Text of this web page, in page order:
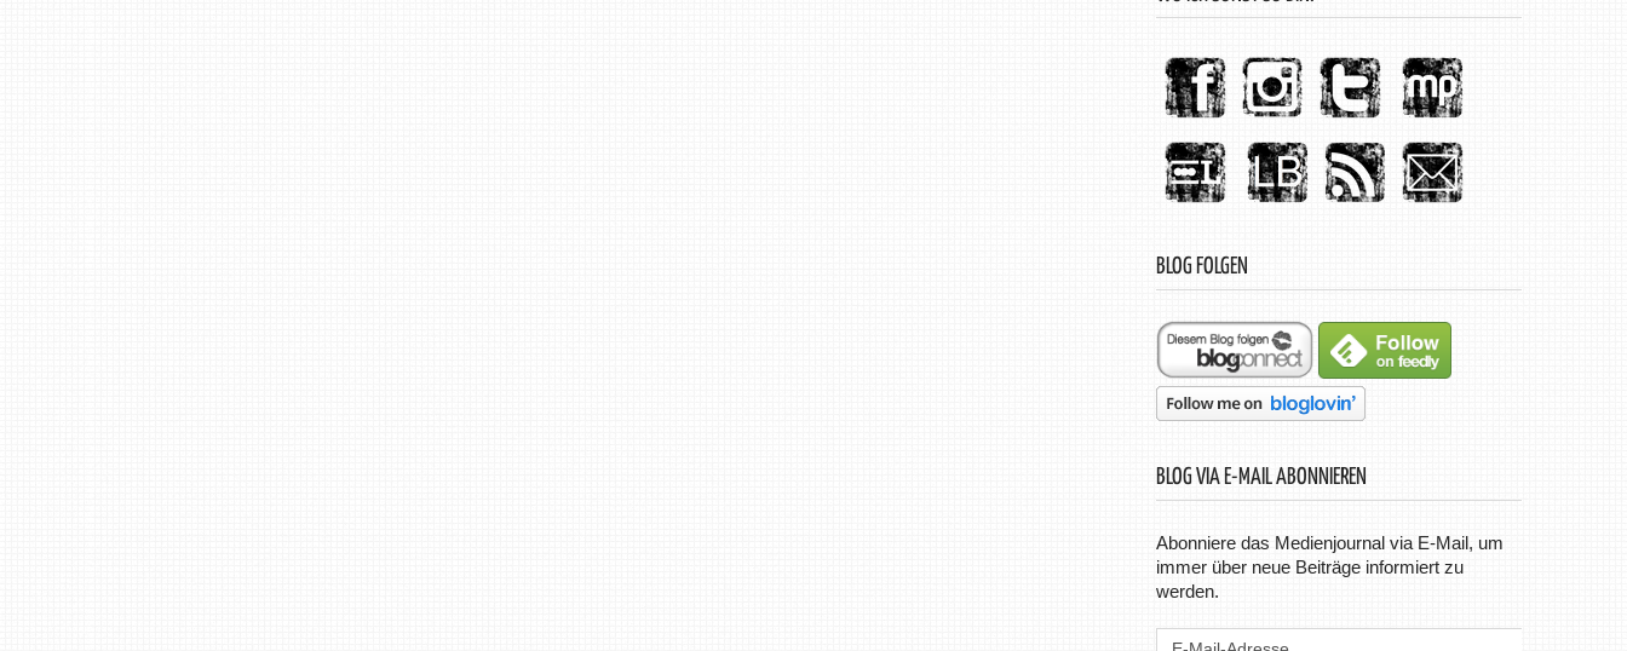
BLOG FOLGEN
BLOG VIA E-MAIL ABONNIEREN
Abonniere das Medienjournal via E-Mail, um
immer über neue Beiträge informiert zu
werden.
E-